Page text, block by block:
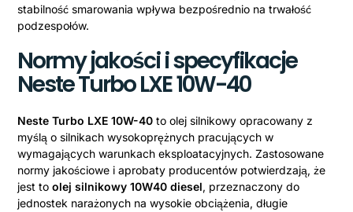
stabilność smarowania wpływa bezpośrednio na trwałość
podzespołów.
Normy jakości i specyfikacje
Neste Turbo LXE 10W-40
Neste Turbo LXE 10W-40 to olej silnikowy opracowany z
myślą o silnikach wysokoprężnych pracujących w
wymagających warunkach eksploatacyjnych. Zastosowane
normy jakościowe i aprobaty producentów potwierdzają, że
jest toolej silnikowy 10W40 diesel, przeznaczony do
jednostek narażonych na wysokie obciążenia, długie